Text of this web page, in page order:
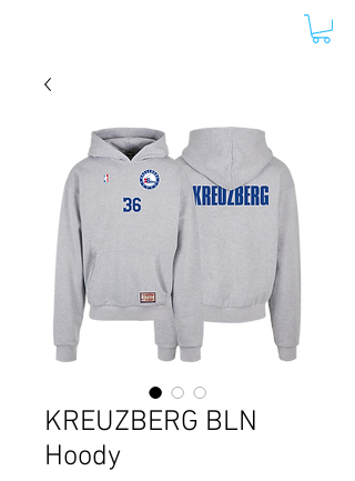
KREUZBERG BLN
Hoody